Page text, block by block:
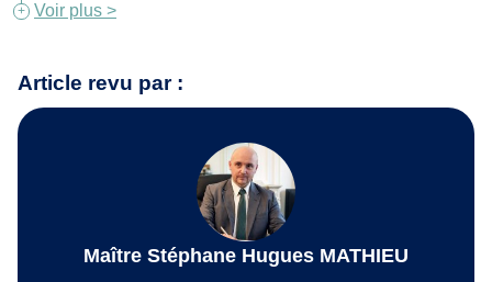
Voir plus >
Article revu par :
Maître Stéphane Hugues MATHIEU